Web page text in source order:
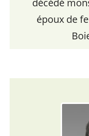
décédé
époux de